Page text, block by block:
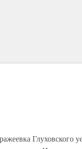
Глуховского